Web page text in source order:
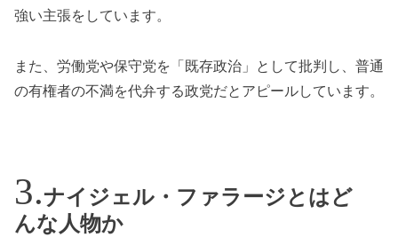
強い主張をしています。
また、労働党や保守党を「既存政治」として批判し、普通
の有権者の不満を代弁する政党だとアピールしています。
ナイジェル・ファラージとはど
んな人物か